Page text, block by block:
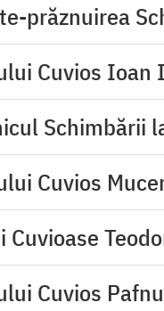
prăznuirea
Cuvios Ioan
Schimbării
Cuvios
Cuvios